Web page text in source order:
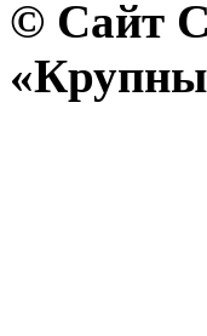
© Сайт